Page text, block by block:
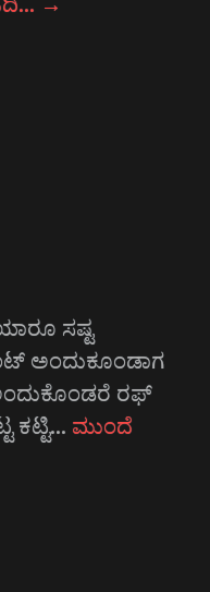
ಸಷ್ಟ
ಅಂದುಕೂಂಡಾಗ
ರಫ್
ಕಟ್ಟಿ… ಮುಂದೆ